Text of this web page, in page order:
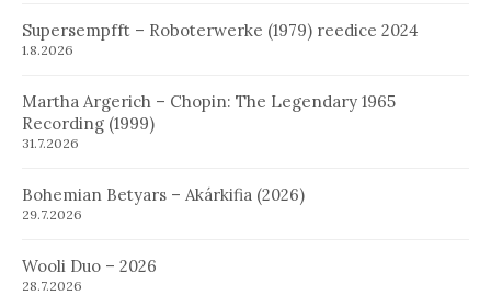
Supersempfft – Roboterwerke (1979) reedice 2024
1.8.2026
Martha Argerich – Chopin: The Legendary 1965
Recording (1999)
31.7.2026
Bohemian Betyars – Akárkifia (2026)
29.7.2026
Wooli Duo – 2026
28.7.2026